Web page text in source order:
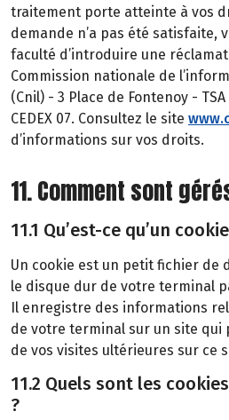
traitement porte atteinte à vos
demande n’a pas été satisfaite,
faculté d’introduire une
Commission nationale de
(Cnil) - 3 Place de Fontenoy - TSA
CEDEX 07. Consultez le site
d’informations sur vos droits.
11. Comment sont
11.1 Qu’est-ce qu’un
Un cookie est un petit fichier de
le disque dur de votre terminal
Il enregistre des informations
de votre terminal sur un site qui
de vos visites ultérieures sur ce
11.2 Quels sont les
?